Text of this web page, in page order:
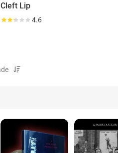
Cleft Lip
4.6